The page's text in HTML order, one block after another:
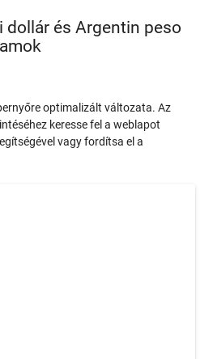
dollár és Argentin peso
optimalizált változata. Az
keresse fel a weblapot
vagy fordítsa el a